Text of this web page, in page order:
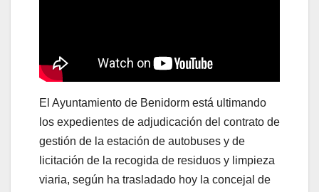
El Ayuntamiento de Benidorm está ultimando
los expedientes de adjudicación del contrato de
gestión de la estación de autobuses y de
licitación de la recogida de residuos y limpieza
viaria, según ha trasladado hoy la concejal de